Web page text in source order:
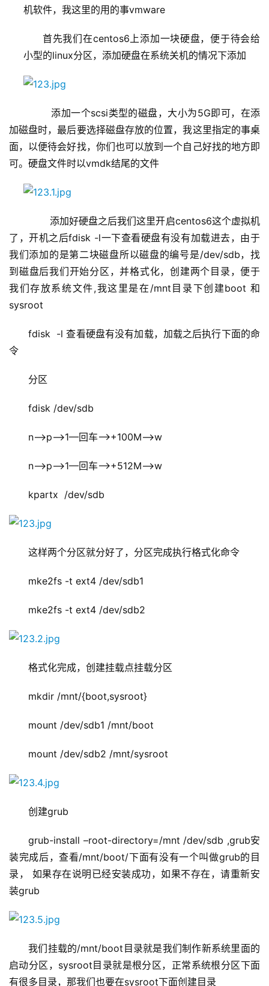
机软件，我这里的用的事vmware
首先我们在centos6上添加一块硬盘，便于待会给
小型的linux分区，添加硬盘在系统关机的情况下添加
添加一个scsi类型的磁盘，大小为5G即可，在添
加磁盘时，最后要选择磁盘存放的位置，我这里指定的事桌
面，以便待会好找，你们也可以放到一个自己好找的地方即
可。硬盘文件时以vmdk结尾的文件
添加好硬盘之后我们这里开启centos6这个虚拟机
了，开机之后fdisk -l一下查看硬盘有没有加载进去，由于
我们添加的是第二块磁盘所以磁盘的编号是/dev/sdb，找
到磁盘后我们开始分区，并格式化，创建两个目录，便于
我们存放系统文件,我这里是在/mnt目录下创建boot 和
sysroot
fdisk  -l 查看硬盘有没有加载，加载之后执行下面的命
令
分区
fdisk /dev/sdb
n–>p–>1—回车—>+100M—->w
n–>p–>1—回车—>+512M—->w
kpartx  /dev/sdb
这样两个分区就分好了，分区完成执行格式化命令
mke2fs -t ext4 /dev/sdb1
mke2fs -t ext4 /dev/sdb2
格式化完成，创建挂载点挂载分区
mkdir /mnt/{boot,sysroot}
mount /dev/sdb1 /mnt/boot
mount /dev/sdb2 /mnt/sysroot
创建grub
grub-install –root-directory=/mnt /dev/sdb ,grub安
装完成后，查看/mnt/boot/下面有没有一个叫做grub的目
录， 如果存在说明已经安装成功，如果不存在，请重新安
装grub
我们挂载的/mnt/boot目录就是我们制作新系统里面的
启动分区，sysroot目录就是根分区，正常系统根分区下面
有很多目录，那我们也要在sysroot下面创建目录